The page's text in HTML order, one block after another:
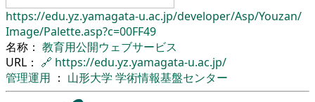
https://edu.yz.yamagata-u.ac.jp/developer/Asp/Youzan/
Image/Palette.asp?c=00FF49
名称： 教育用公開ウェブサービス
URL： 🔗 https://edu.yz.yamagata-u.ac.jp/
管理運用 ： 山形大学 学術情報基盤センター